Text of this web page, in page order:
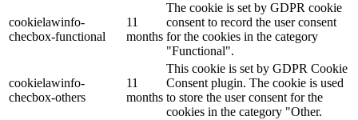
cookielawinfo-
checbox-functional
11
months
The cookie is set by GDPR cookie
consent to record the user consent
for the cookies in the category
"Functional".
cookielawinfo-
checbox-others
11
months
This cookie is set by GDPR Cookie
Consent plugin. The cookie is used
to store the user consent for the
cookies in the category "Other.